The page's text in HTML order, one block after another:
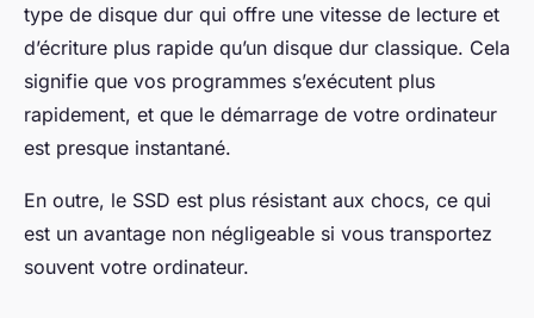
type de disque dur qui offre une vitesse de lecture et
d’écriture plus rapide qu’un disque dur classique. Cela
signifie que vos programmes s’exécutent plus
rapidement, et que le démarrage de votre ordinateur
est presque instantané.
En outre, le SSD est plus résistant aux chocs, ce qui
est un avantage non négligeable si vous transportez
souvent votre ordinateur.